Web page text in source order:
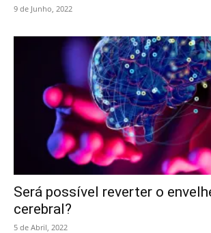
9 de Junho, 2022
Será possível reverter o
cerebral?
5 de Abril, 2022